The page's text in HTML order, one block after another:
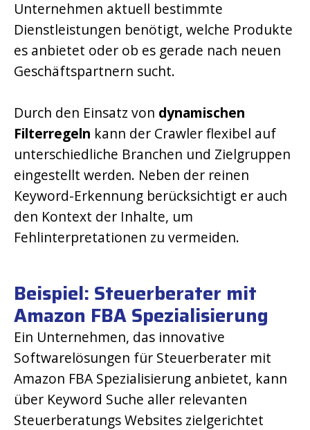
Unternehmen aktuell bestimmte
Dienstleistungen benötigt, welche Produkte
es anbietet oder ob es gerade nach neuen
Geschäftspartnern sucht.
Durch den Einsatz von dynamischen
Filterregeln kann der Crawler flexibel auf
unterschiedliche Branchen und Zielgruppen
eingestellt werden. Neben der reinen
Keyword-Erkennung berücksichtigt er auch
den Kontext der Inhalte, um
Fehlinterpretationen zu vermeiden.
Beispiel: Steuerberater mit
Amazon FBA Spezialisierung
Ein Unternehmen, das innovative
Softwarelösungen für Steuerberater mit
Amazon FBA Spezialisierung anbietet, kann
über Keyword Suche aller relevanten
Steuerberatungs Websites zielgerichtet